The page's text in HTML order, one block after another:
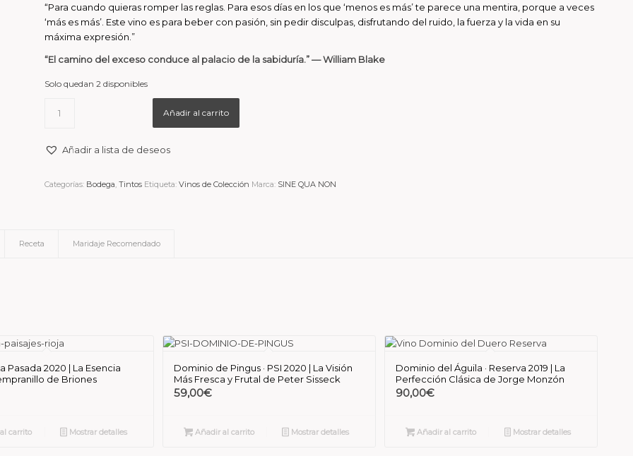
“Para cuando quieras romper las reglas. Para esos días en los que ‘menos es más’ te parece una mentira, porque a veces
‘más es más’. Este vino es para beber con pasión, sin pedir disculpas, disfrutando del ruido, la fuerza y la vida en su
máxima expresión.”
“El camino del exceso conduce al palacio de la sabiduría.” — William Blake
Solo quedan 2 disponibles
Añadir al carrito
Añadir a lista de deseos
Categorías: Bodega, Tintos Etiqueta: Vinos de Colección Marca: SINE QUA NON
Receta Maridaje Recomendado
Pasada 2020 | La Esencia
de Briones
carrito Mostrar detalles
Dominio de Pingus · PSI 2020 | La Visión
Más Fresca y Frutal de Peter Sisseck
59,00€
Añadir al carrito Mostrar detalles
Dominio del Águila · Reserva 2019 | La
Perfección Clásica de Jorge Monzón
90,00€
Añadir al carrito Mostrar detalles